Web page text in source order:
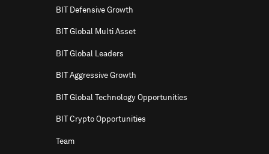
BIT Defensive Growth
BIT Global Multi Asset
BIT Global Leaders
BIT Aggressive Growth
BIT Global Technology Opportunities
BIT Crypto Opportunities
Team